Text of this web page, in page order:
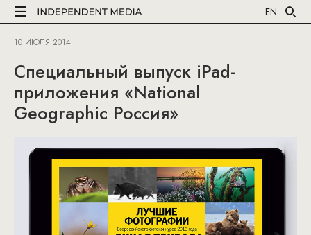
EN
10 ИЮЛЯ 2014
Специальный выпуск iPad-
приложения «National
Geographic Россия»